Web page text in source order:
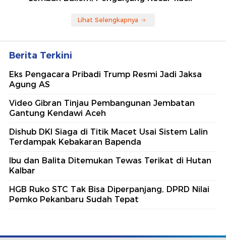
Lihat Selengkapnya
Berita Terkini
Eks Pengacara Pribadi Trump Resmi Jadi Jaksa
Agung AS
Video Gibran Tinjau Pembangunan Jembatan
Gantung Kendawi Aceh
Dishub DKI Siaga di Titik Macet Usai Sistem Lalin
Terdampak Kebakaran Bapenda
Ibu dan Balita Ditemukan Tewas Terikat di Hutan
Kalbar
HGB Ruko STC Tak Bisa Diperpanjang, DPRD Nilai
Pemko Pekanbaru Sudah Tepat